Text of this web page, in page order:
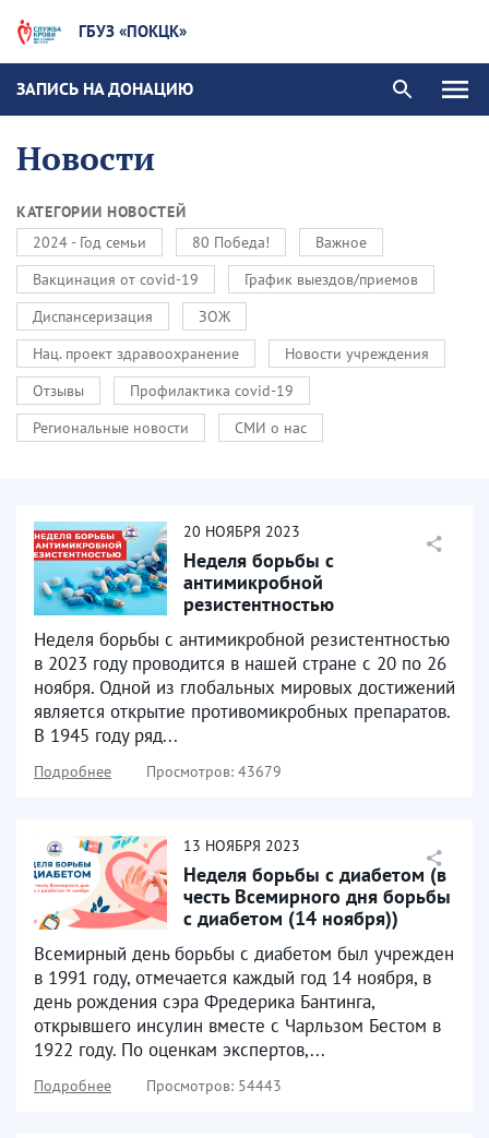
ГБУЗ «ПОКЦК»
ЗАПИСЬ НА ДОНАЦИЮ
Новости
КАТЕГОРИИ НОВОСТЕЙ
2024 - Год семьи
80 Победа!
Важное
Вакцинация от covid-19
График выездов/приемов
Диспансеризация
ЗОЖ
Нац. проект здравоохранение
Новости учреждения
Отзывы
Профилактика covid-19
Региональные новости
СМИ о нас
20 НОЯБРЯ 2023
Неделя борьбы с
антимикробной
резистентностью
Неделя борьбы с антимикробной резистентностью
в 2023 году проводится в нашей стране с 20 по 26
ноября. Одной из глобальных мировых достижений
является открытие противомикробных препаратов.
В 1945 году ряд...
Подробнее Просмотров: 43679
13 НОЯБРЯ 2023
Неделя борьбы с диабетом (в
честь Всемирного дня борьбы
с диабетом (14 ноября))
Всемирный день борьбы с диабетом был учрежден
в 1991 году, отмечается каждый год 14 ноября, в
день рождения сэра Фредерика Бантинга,
открывшего инсулин вместе с Чарльзом Бестом в
1922 году. По оценкам экспертов,...
Подробнее Просмотров: 54443